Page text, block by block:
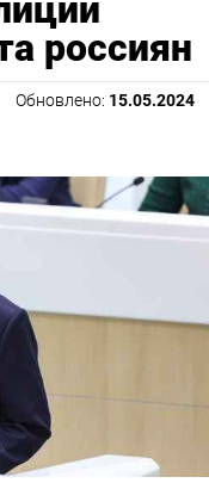
россиян
Обновлено: 15.05.2024